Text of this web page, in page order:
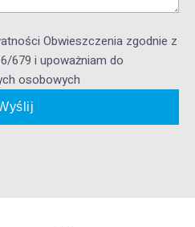
Obwieszczenia zgodnie z
679 i upoważniam do
osobowych